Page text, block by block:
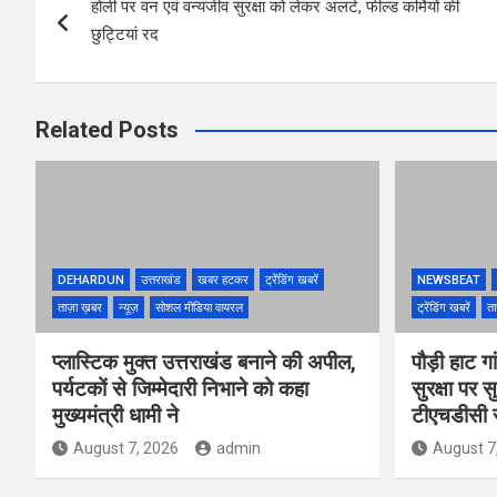
navigation
होली पर वन एवं वन्यजीव सुरक्षा को लेकर अलर्ट, फील्ड कर्मियों की
छुट्टियां रद
Related Posts
DEHARDUN उत्तराखंड खबर हटकर
ट्रेंडिंग खबरें
ताज़ा ख़बर
न्यूज़ सोशल मीडिया वायरल
प्लास्टिक मुक्त उत्तराखंड बनाने की अपील,
पर्यटकों से जिम्मेदारी निभाने को कहा
मुख्यमंत्री धामी ने
August 7, 2026 admin
NEWSBEAT
ट्रेंडिंग खबरें
पौड़ी हाट
सुरक्षा पर
August